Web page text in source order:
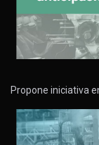
Propone iniciativa